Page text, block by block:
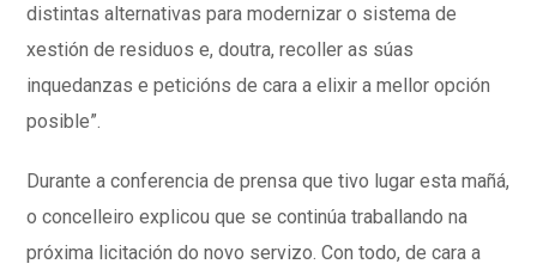
distintas alternativas para modernizar o sistema de
xestión de residuos e, doutra, recoller as súas
inquedanzas e peticións de cara a elixir a mellor opción
posible”.
Durante a conferencia de prensa que tivo lugar esta mañá,
o concelleiro explicou que se continúa traballando na
próxima licitación do novo servizo. Con todo, de cara a